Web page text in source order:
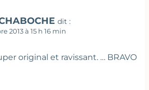
dit :
2013 à 15 h 16 min
original et ravissant. … BRAVO